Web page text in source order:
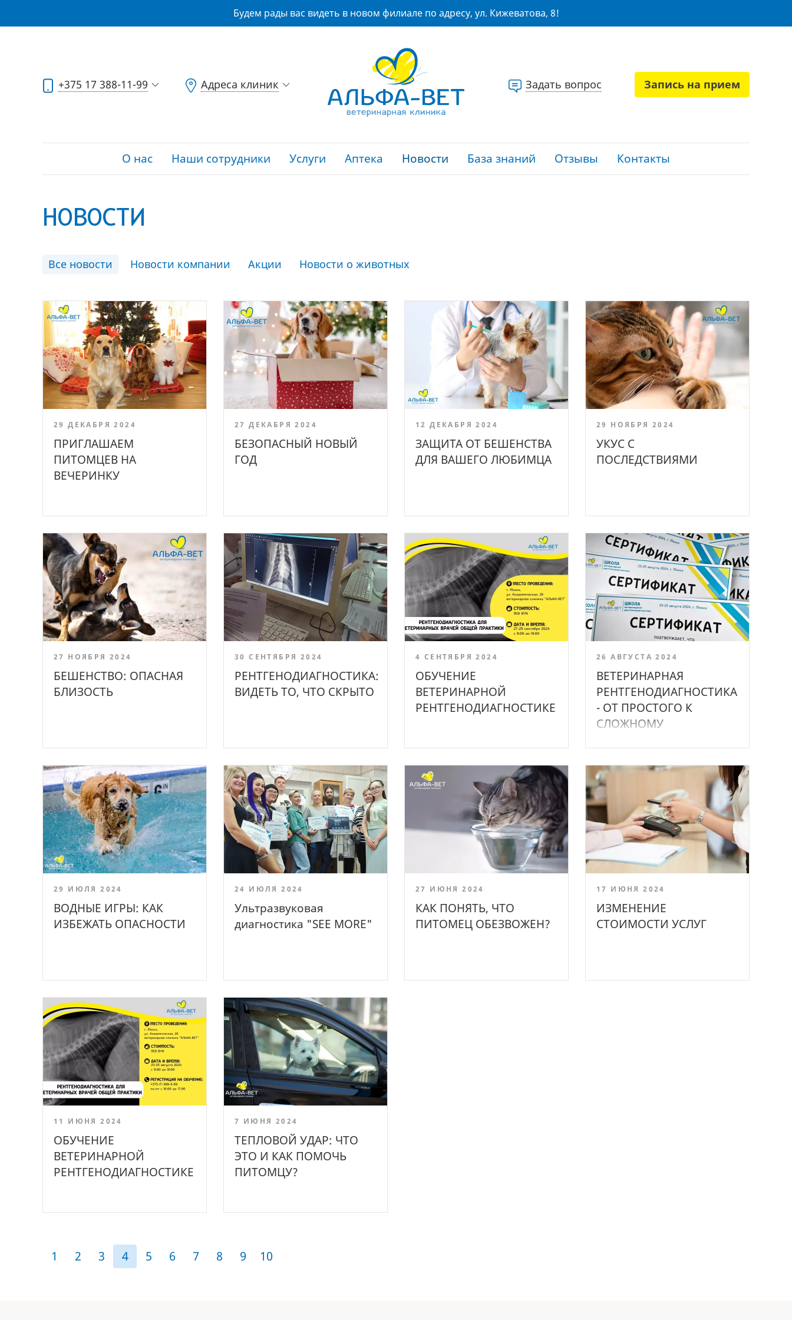
Будем рады вас видеть в новом филиале по адресу, ул. Кижеватова, 8!
+375 17 388-11-99 Адреса клиник Задать вопрос Запись на прием
О нас Наши сотрудники Услуги Аптека Новости База знаний Отзывы Контакты
НОВОСТИ
Все новости Новости компании Акции Новости о животных
29 ДЕКАБРЯ 2024
ПРИГЛАШАЕМ
ПИТОМЦЕВ НА
ВЕЧЕРИНКУ
27 ДЕКАБРЯ 2024
БЕЗОПАСНЫЙ НОВЫЙ
ГОД
12 ДЕКАБРЯ 2024
ЗАЩИТА ОТ БЕШЕНСТВА
ДЛЯ ВАШЕГО ЛЮБИМЦА
29 НОЯБРЯ 2024
УКУС С
ПОСЛЕДСТВИЯМИ
27 НОЯБРЯ 2024
БЕШЕНСТВО: ОПАСНАЯ
БЛИЗОСТЬ
30 СЕНТЯБРЯ 2024
РЕНТГЕНОДИАГНОСТИКА:
ВИДЕТЬ ТО, ЧТО СКРЫТО
4 СЕНТЯБРЯ 2024
ОБУЧЕНИЕ
ВЕТЕРИНАРНОЙ
РЕНТГЕНОДИАГНОСТИКЕ
26 АВГУСТА 2024
ВЕТЕРИНАРНАЯ
РЕНТГЕНОДИАГНОСТИКА
- ОТ ПРОСТОГО К
СЛОЖНОМУ
29 ИЮЛЯ 2024
ВОДНЫЕ ИГРЫ: КАК
ИЗБЕЖАТЬ ОПАСНОСТИ
24 ИЮЛЯ 2024
Ультразвуковая
диагностика "SEE MORE"
27 ИЮНЯ 2024
КАК ПОНЯТЬ, ЧТО
ПИТОМЕЦ ОБЕЗВОЖЕН?
17 ИЮНЯ 2024
ИЗМЕНЕНИЕ
СТОИМОСТИ УСЛУГ
11 ИЮНЯ 2024
ОБУЧЕНИЕ
ВЕТЕРИНАРНОЙ
РЕНТГЕНОДИАГНОСТИКЕ
7 ИЮНЯ 2024
ТЕПЛОВОЙ УДАР: ЧТО
ЭТО И КАК ПОМОЧЬ
ПИТОМЦУ?
1 2 3 4 5 6 7 8 9 10